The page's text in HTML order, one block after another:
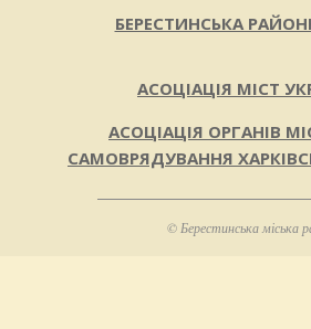
БЕРЕСТИНСЬКА
АСОЦІАЦІЯ МІСТ
АСОЦІАЦІЯ ОРГАНІВ
САМОВРЯДУВАННЯ
© Берестинська міська